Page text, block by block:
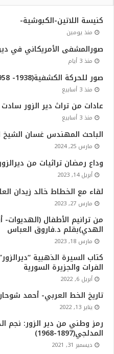
كنيسة اللاتين-الكبوشية-
منذ يومين
صورالمشفى الأمريكاني في
منذ 3 أيام
صور للحركة الكشفية(1938- 1958) بديرالزور
منذ 3 أسابيع
عادات من تراث دير الزور
منذ 3 أسابيع
الباحث المهندس غسان الشيخ
مارس 25, 2024
وداع رمضان تراثيات من
أبريل 14, 2023
لقاء مع الخطاط خالد زيدان
مارس 27, 2023
من ترانيم الأطفال (الهديوات-
الهدي)بقلم د.فاروق العباس
مارس 18, 2023
كتاب السيرة الذهبية
الفرات والجزيرة السورية
أبريل 6, 2022
تاريخ الخط العربي- أحمد
يناير 13, 2022
رمز وطني من دير الزور: نجم
المدلجي(1897-1968)
ديسمبر 31, 2021